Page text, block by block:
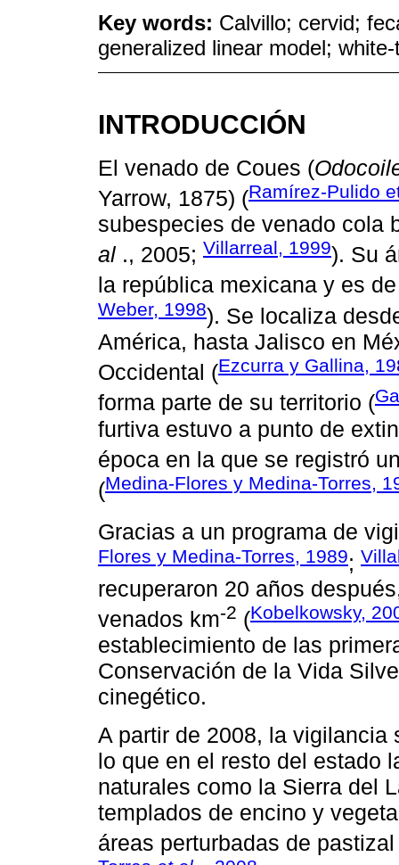
Key words: Calvillo; cervid;
generalized linear model;
INTRODUCCIÓN
El venado de Coues (
Yarrow, 1875) (Ramírez-Pulido
subespecies de venado cola
al ., 2005; Villarreal, 1999). Su
la república mexicana y es
Weber, 1998). Se localiza
América, hasta Jalisco en
Occidental (Ezcurra y Gallina,
forma parte de su territorio (
furtiva estuvo a punto de
época en la que se registró
(Medina-Flores y Medina-Torres,
Gracias a un programa de
Flores y Medina-Torres, 1989;
recuperaron 20 años
venados km-2 (Kobelkowsky,
establecimiento de las
Conservación de la Vida
cinegético.
A partir de 2008, la vigilancia
lo que en el resto del estado
naturales como la Sierra del
templados de encino y
áreas perturbadas de